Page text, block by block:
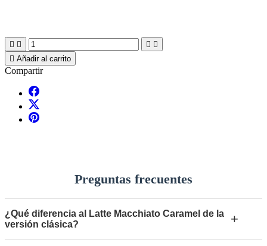
   
 Añadir al carrito
Compartir
Preguntas frecuentes
¿Qué diferencia al Latte Macchiato Caramel de la
versión clásica?
+